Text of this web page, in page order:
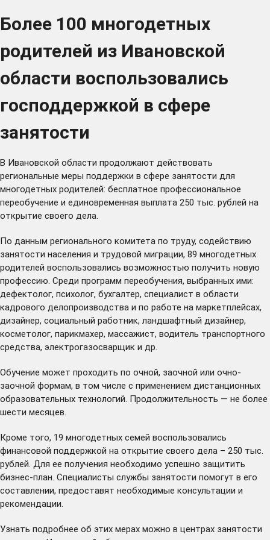
Более 100 многодетных
родителей из Ивановской
области воспользовались
господдержкой в сфере
занятости
В Ивановской области продолжают действовать
региональные меры поддержки в сфере занятости для
многодетных родителей: бесплатное профессиональное
переобучение и единовременная выплата 250 тыс. рублей на
открытие своего дела.
По данным регионального комитета по труду, содействию
занятости населения и трудовой миграции, 89 многодетных
родителей воспользовались возможностью получить новую
профессию. Среди программ переобучения, выбранных ими:
дефектолог, психолог, бухгалтер, специалист в области
кадрового делопроизводства и по работе на маркетплейсах,
дизайнер, социальный работник, ландшафтный дизайнер,
косметолог, парикмахер, массажист, водитель транспортного
средства, электрогазосварщик и др.
Обучение может проходить по очной, заочной или очно-
заочной формам, в том числе с применением дистанционных
образовательных технологий. Продолжительность — не более
шести месяцев.
Кроме того, 19 многодетных семей воспользовались
финансовой поддержкой на открытие своего дела – 250 тыс.
рублей. Для ее получения необходимо успешно защитить
бизнес-план. Специалисты службы занятости помогут в его
составлении, предоставят необходимые консультации и
рекомендации.
Узнать подробнее об этих мерах можно в центрах занятости